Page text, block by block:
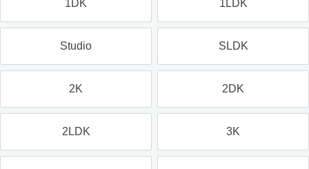
1DK 1LDK
Studio SLDK
2K 2DK
2LDK 3K